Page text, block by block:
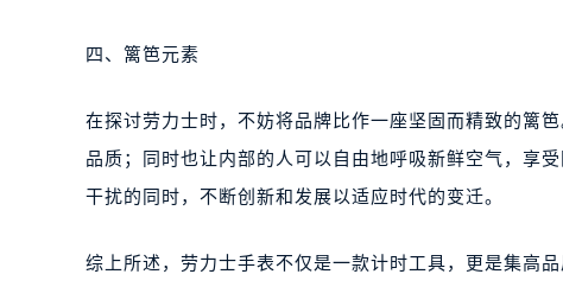
四、篱笆元素
在探讨劳力士时，不妨将品牌比作一座坚固而精致的篱
品质；同时也让内部的人可以自由地呼吸新鲜空气，享
干扰的同时，不断创新和发展以适应时代的变迁。
综上所述，劳力士手表不仅是一款计时工具，更是集高